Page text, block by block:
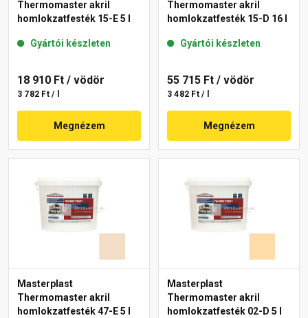
Thermomaster akril
homlokzatfesték 15-E 5 l
Gyártói készleten
18 910 Ft / vödör
3 782 Ft / l
Megnézem
Thermomaster akril
homlokzatfesték 15-D 16 l
Gyártói készleten
55 715 Ft / vödör
3 482 Ft / l
Megnézem
Masterplast
Thermomaster akril
homlokzatfesték 47-E 5 l
Masterplast
Thermomaster akril
homlokzatfesték 02-D 5 l